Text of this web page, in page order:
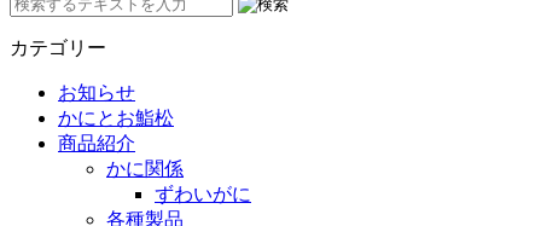
カテゴリー
お知らせ
かにとお鮨松
商品紹介
かに関係
ずわいがに
各種製品